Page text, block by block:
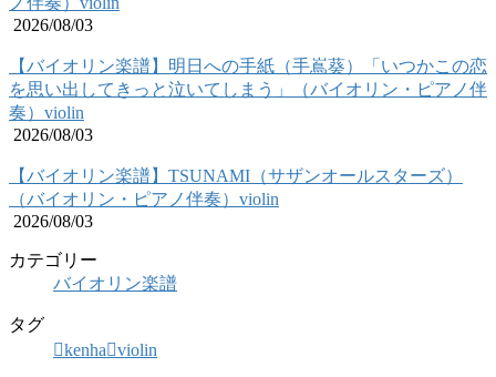
2026/08/03
【バイオリン楽譜】明日への手紙（手嶌葵）「いつかこの恋
を思い出してきっと泣いてしまう」（バイオリン・ピアノ伴
奏）violin
2026/08/03
【バイオリン楽譜】TSUNAMI（サザンオールスターズ）
（バイオリン・ピアノ伴奏）violin
2026/08/03
カテゴリー
バイオリン楽譜
タグ
kenha
violin